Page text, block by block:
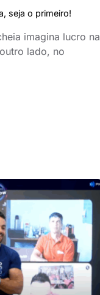
seja o primeiro!
imagina lucro na
lado, no